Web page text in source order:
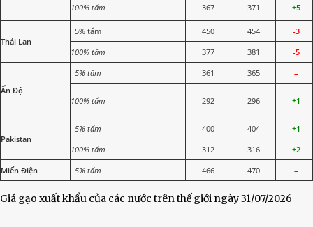
100% tấm 367 371 +5
Thái Lan
5% tấm 450 454
-3
100% tấm
377 381 -5
Ấn Độ
5% tấm 361 365 –
100% tấm 292 296 +1
Pakistan
5% tấm 400 404
+1
100% tấm
312 316
+2
Miến Điện
5% tấm 466 470 –
Giá gạo xuất khẩu của các nước trên thế giới ngày 31/07/2026